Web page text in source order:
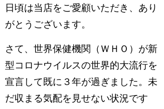
日頃は当店をご愛顧いただき、あり
がとうございます。
さて、世界保健機関（ＷＨＯ）が新
型コロナウイルスの世界的大流行を
宣言して既に３年が過ぎました。未
だ収まる気配を見せない状況です